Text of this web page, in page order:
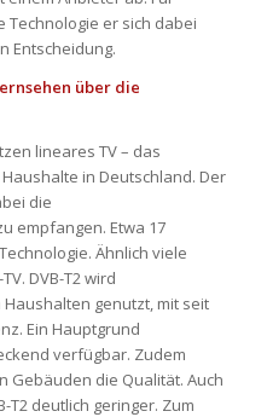
Technologie er sich dabei
Entscheidung.
über die
lineares TV – das
in Deutschland. Der
die
empfangen. Etwa 17
. Ähnlich viele
DVB-T2wird
Haushalten genutzt, mit seit
Ein Hauptgrund
verfügbar. Zudem
Gebäuden die Qualität. Auch
T2 deutlich geringer. Zum